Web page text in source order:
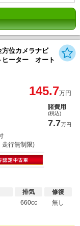
位カメラナビ
ーター オート
145.7万円
諸費用
(税込)
7.7万円
走行無制限)
排気
660cc
修復
無し